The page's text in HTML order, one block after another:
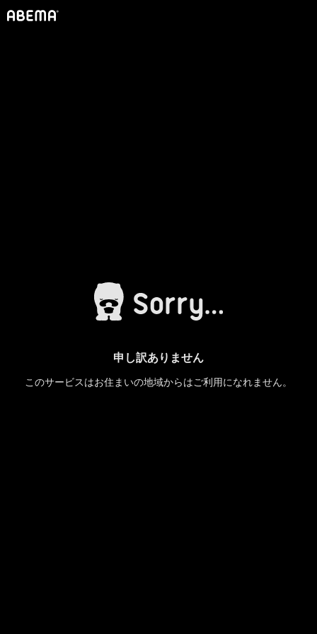
申し訳ありません
このサービスはお住まいの地域からはご利用になれません。